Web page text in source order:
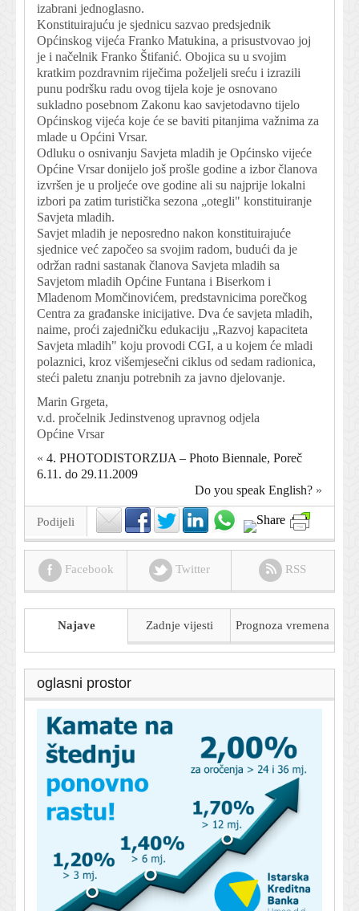
izabrani jednoglasno.
Konstituirajuću je sjednicu sazvao predsjednik
Općinskog vijeća Franko Matukina, a prisustvovao joj
je i načelnik Franko Štifanić. Obojica su u svojim
kratkim pozdravnim riječima poželjeli sreću i izrazili
punu podršku radu ovog tijela koje je osnovano
sukladno posebnom Zakonu kao savjetodavno tijelo
Općinskog vijeća koje će se baviti pitanjima važnima za
mlade u Općini Vrsar.
Odluku o osnivanju Savjeta mladih je Općinsko vijeće
Općine Vrsar donijelo još prošle godine a izbor članova
izvršen je u proljeće ove godine ali su najprije lokalni
izbori pa zatim turistička sezona „otegli" konstituiranje
Savjeta mladih.
Savjet mladih je neposredno nakon konstituirajuće
sjednice već započeo sa svojim radom, budući da je
održan radni sastanak članova Savjeta mladih sa
Savjetom mladih Općine Funtana i Biserkom i
Mladenom Momčinovićem, predstavnicima porečkog
Centra za građanske inicijative. Dva će savjeta mladih,
naime, proći zajedničku edukaciju „Razvoj kapaciteta
Savjeta mladih" koju provodi CGI, a u kojem će mladi
polaznici, kroz višemjesečni ciklus od sedam radionica,
steći paletu znanju potrebnih za javno djelovanje.
Marin Grgeta,
v.d. pročelnik Jedinstvenog upravnog odjela
Općine Vrsar
« 4. PHOTODISTORZIJA – Photo Biennale, Poreč
6.11. do 29.11.2009
Do you speak English? »
Podijeli
Facebook Twitter RSS
Najave Zadnje vijesti Prognoza vremena
oglasni prostor